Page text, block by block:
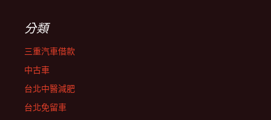
分類
三重汽車借款
中古車
台北中醫減肥
台北免留車